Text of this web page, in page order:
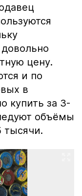
цену.
и по
в
купить за 3-
объёмы
тысячи.